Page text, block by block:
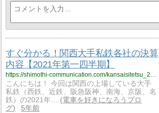
すぐ分かる！関西大手私鉄各社の決算
内容【2021年第一四半期】
https://shimothi-communication.com/kansaisitetsu_2021_1q/
こんにちは！ 今回は関西の上場している大手
私鉄（西鉄、近鉄、阪急阪神、南海、京阪、名
鉄）の2021年…
電車を好きになろうブロ
グ
5年前